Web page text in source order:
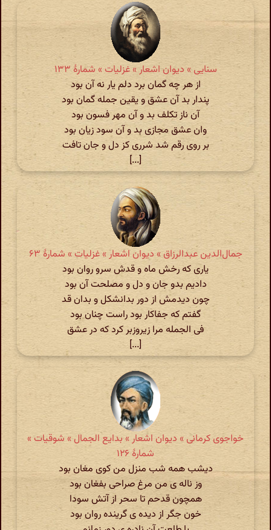
سنایی » دیوان اشعار » غزلیات » شمارهٔ ۱۳۳
از هر چه گمان برد دلم یار نه آن بود
پندار بد آن عشق و یقین جمله گمان بود
آن ناز تکلف بد و آن مهر فسون بود
وان عشق مجازی بد و آن سود زیان بود
بر روی رقم شد شرری کز دل و جان تافت
[...]
جمال‌الدین عبدالرزاق » دیوان اشعار » غزلیات » شمارهٔ ۶۳
یاری که رخش ماه و قدش سرو روان بود
دادیم بدو جان و دل و مصلحت آن بود
چون دیدمش از دور بدانشکل و بدان قد
گفتم که جفاکار بود راست چنان بود
فی الجمله مرا زیروزبر کرد که در عشق
[...]
خواجوی کرمانی » دیوان اشعار » بدایع الجمال » شوقیات »
شمارهٔ ۱۲۶
دیشب همه شب منزل من کوی مغان بود
وز ناله ی من مرغ صراحی بفغان بود
همچون قدحم تا سحر از آتش سودا
خون جگر از دیده ی گرینده روان بود